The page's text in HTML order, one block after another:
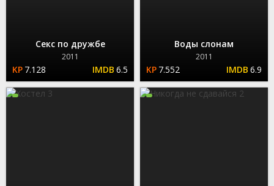
Секс по дружбе
2011
7.128 6.5
Воды слонам
2011
7.552 6.9